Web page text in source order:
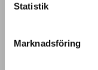
Statistik
Marknadsföring